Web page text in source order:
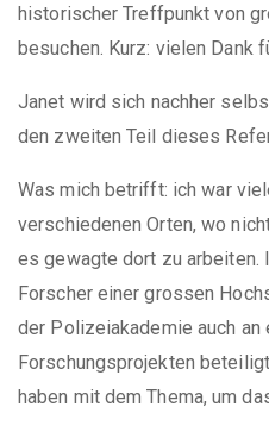
historischer Treffpunkt von
besuchen. Kurz: vielen Dank
Janet wird sich nachher
den zweiten Teil dieses
Was mich betrifft: ich war
verschiedenen Orten, wo
es gewagte dort zu arbeiten.
Forscher einer grossen
der Polizeiakademie auch an
Forschungsprojekten
haben mit dem Thema, um